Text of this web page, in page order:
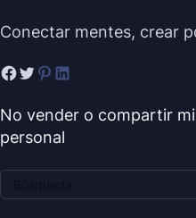
Conectar mentes, crear
No vender o compartir
personal